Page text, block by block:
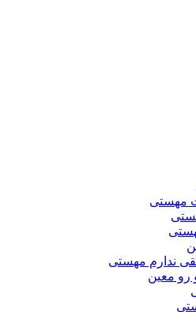
مهستی
ندارم مهستی
رو معین